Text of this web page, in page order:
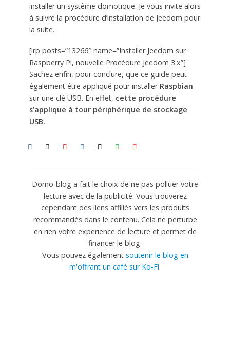
installer un système domotique. Je vous invite alors
à suivre la procédure d’installation de Jeedom pour
la suite.
[irp posts=”13266″ name=”Installer Jeedom sur
Raspberry Pi, nouvelle Procédure Jeedom 3.x”]
Sachez enfin, pour conclure, que ce guide peut
également être appliqué pour installer Raspbian
sur une clé USB. En effet, cette procédure
s’applique à tour périphérique de stockage
USB.
Domo-blog a fait le choix de ne pas polluer votre
lecture avec de la publicité. Vous trouverez
cependant des liens affiliés vers les produits
recommandés dans le contenu. Cela ne perturbe
en rien votre experience de lecture et permet de
financer le blog.
Vous pouvez également soutenir le blog en
m'offrant un café sur Ko-Fi.